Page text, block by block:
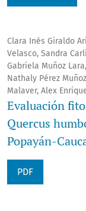
Clara Inés Giraldo
Velasco, Sandra
Gabriela Muñoz
Nathaly Pérez
Malaver, Alex
Evaluación
Quercus
Popayán-
PDF